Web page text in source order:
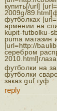
купить[/url]
2009g/
футболках
армении на
kupit-futbolku-
puma магазин
[url=http://
серебром
футболки на
футболки
заказ guf гуф
reply